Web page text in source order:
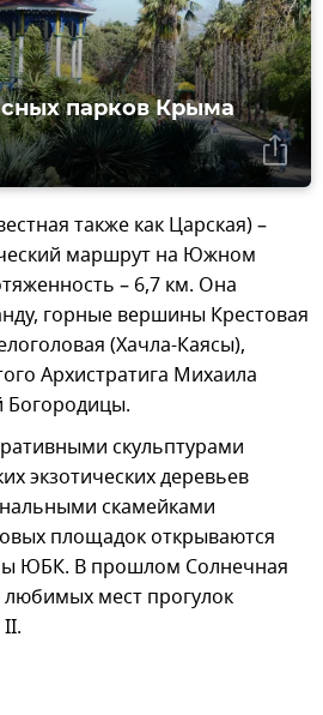
парков Крыма
также как Царская) –
маршрут на Южном
– 6,7 км. Она
горные вершины Крестовая
(Хачла-Каясы),
Архистратига Михаила
Богородицы.
скульптурами
экзотических деревьев
скамейками
площадок открываются
ЮБК. В прошлом Солнечная
мест прогулок